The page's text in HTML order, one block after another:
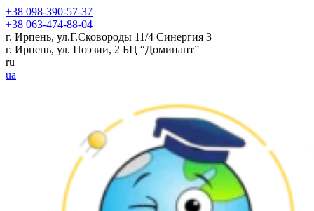
+38 098-390-57-37
+38 063-474-88-04
г. Ирпень, ул.Г.Сковороды 11/4 Синергия 3
г. Ирпень, ул. Поэзии, 2 БЦ “Доминант”
ru
ua